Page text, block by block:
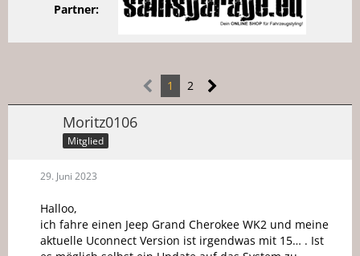
Partner:
1 2
Moritz0106
Mitglied
29. Juni 2023
Halloo,
ich fahre einen Jeep Grand Cherokee WK2 und meine
aktuelle Uconnect Version ist irgendwas mit 15… . Ist